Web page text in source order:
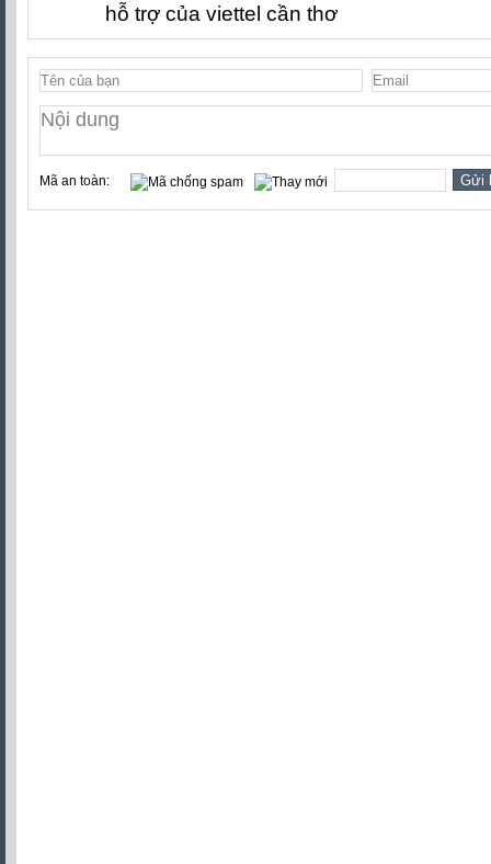
hỗ trợ của viettel cần thơ
Mã an toàn: